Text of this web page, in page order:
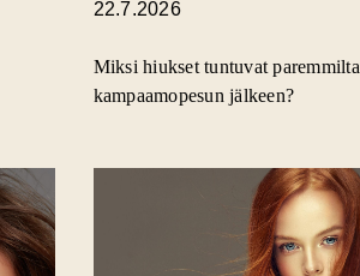
22.7.2026
Miksi hiukset tuntuvat paremmilta
kampaamopesun jälkeen?